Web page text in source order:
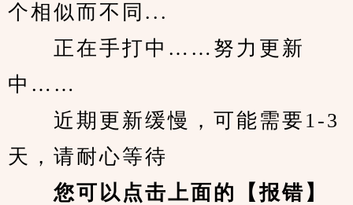
个相似而不同...
正在手打中……努力更新
中……
近期更新缓慢，可能需要1-3
天，请耐心等待
您可以点击上面的【报错】